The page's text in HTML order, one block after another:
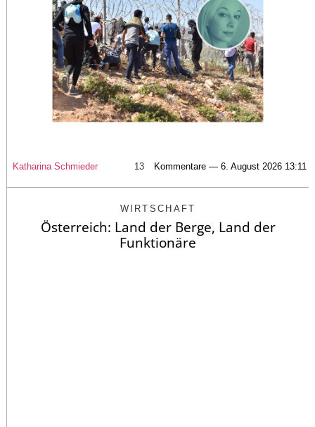
Katharina Schmieder 13 Kommentare — 6. August 2026 13:11
WIRTSCHAFT
Österreich: Land der Berge, Land der
Funktionäre